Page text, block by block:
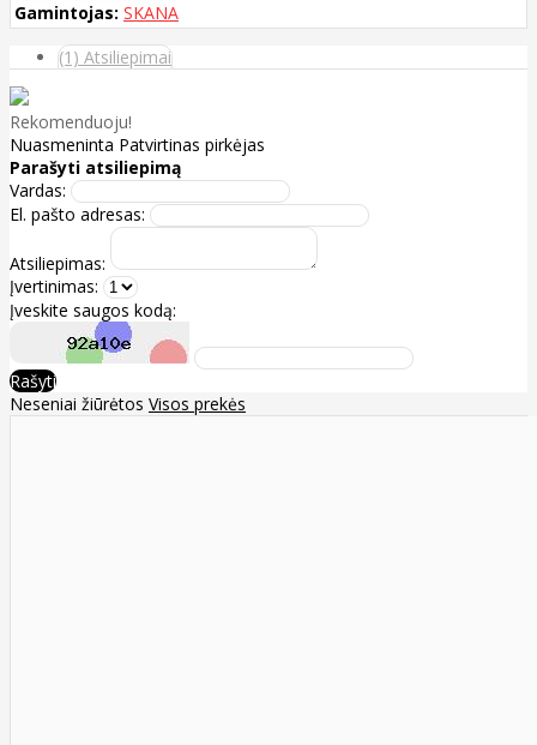
Gamintojas: SKANA
(1) Atsiliepimai
Rekomenduoju!
Nuasmeninta Patvirtinas pirkėjas
Parašyti atsiliepimą
Vardas:
El. pašto adresas:
Atsiliepimas:
Įvertinimas:
Įveskite saugos kodą:
Rašyti
Neseniai žiūrėtos Visos prekės